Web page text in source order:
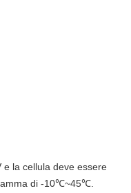
e la cellula deve essere
di -10℃~45℃.